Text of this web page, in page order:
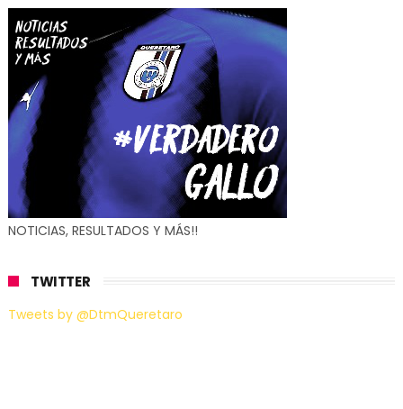
NOTICIAS, RESULTADOS Y MÁS!!
TWITTER
Tweets by @DtmQueretaro